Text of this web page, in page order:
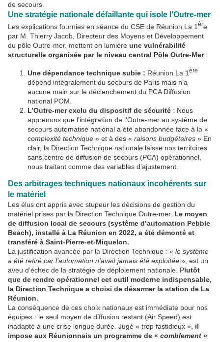
de secours.
Une stratégie nationale défaillante qui isole l’Outre-mer
Les explications fournies en séance du CSE de Réunion La 1 ère
par M. Thierry Jacob, Directeur des Moyens et Développement
du pôle Outre-mer, mettent en lumière une vulnérabilité
structurelle organisée par le niveau central Pôle Outre-Mer:
Une dépendance technique subie : Réunion La 1 ère
dépend intégralement du secours de Paris mais n’a
aucune main sur le déclenchement du PCA Diffusion
national POM.
L’Outre-mer exclu du dispositif de sécurité : Nous
apprenons que l’intégration de l’Outre-mer au système de
secours automatisé national a été abandonnée face à la «
complexité technique » et à des « raisons budgétaires » En
clair, la Direction Technique nationale laisse nos territoires
sans centre de diffusion de secours (PCA) opérationnel,
nous traitant comme des variables d’ajustement.
Des arbitrages techniques nationaux incohérents sur
le matériel
Les élus ont appris avec stupeur les décisions de gestion du
matériel prises par la Direction Technique Outre-mer. Le moyen
de diffusion local de secours (système d’automation Pebble
Beach), installé à La Réunion en 2022, a été démonté et
transféré à Saint-Pierre-et-Miquelon.
La justification avancée par la Direction Technique : « le système
a été retiré car l’automation n’avait jamais été exploitée », est un
aveu d’échec de la stratégie de déploiement nationale. Plutôt
que de rendre opérationnel cet outil moderne indispensable,
la Direction Technique a choisi de désarmer la station de La
Réunion.
La conséquence de ces choix nationaux est immédiate pour nos
équipes : le seul moyen de diffusion restant (Air Speed) est
inadapté à une crise longue durée. Jugé « trop fastidieux », il
impose aux Réunionnais un programme de « comblement »